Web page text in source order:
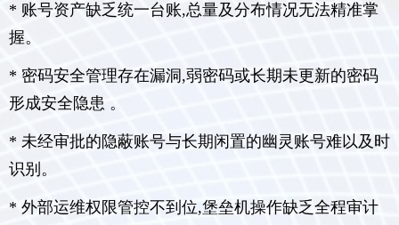
* 账号资产缺乏统一台账,总量及分布情况无法精准掌
握。
* 密码安全管理存在漏洞,弱密码或长期未更新的密码
形成安全隐患 。
* 未经审批的隐蔽账号与长期闲置的幽灵账号难以及时
识别。
* 外部运维权限管控不到位,堡垒机操作缺乏全程审计